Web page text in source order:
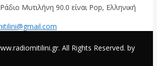
Μυτιλήνη 90.0 είναι Pop, Ελληνική
All Rights Reserved. by